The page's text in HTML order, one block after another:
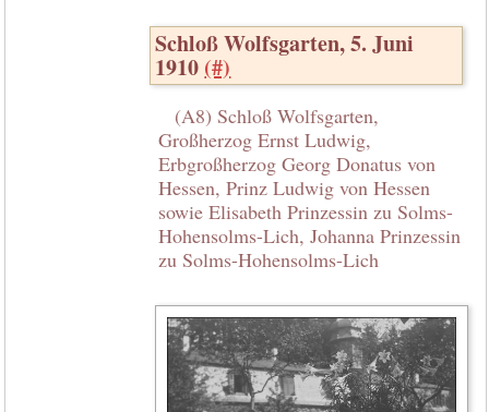
Schloß Wolfsgarten, 5. Juni
1910 (#)
(A8) Schloß Wolfsgarten,
Großherzog Ernst Ludwig,
Erbgroßherzog Georg Donatus von
Hessen, Prinz Ludwig von Hessen
sowie Elisabeth Prinzessin zu Solms-
Hohensolms-Lich, Johanna Prinzessin
zu Solms-Hohensolms-Lich